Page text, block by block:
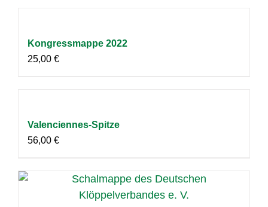
Kongressmappe 2022
25,00 €
Valenciennes-Spitze
56,00 €